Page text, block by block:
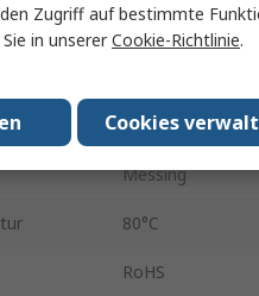
QS
8mm
Messing
80°C
RoHS
Zugriff auf bestimmte
in unsererCookie-Richtlinie.
Cookies